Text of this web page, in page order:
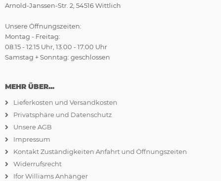
Arnold-Janssen-Str. 2, 54516 Wittlich
Unsere Öffnungszeiten:
Montag - Freitag:
08.15 - 12.15 Uhr, 13.00 - 17.00 Uhr
Samstag + Sonntag: geschlossen
MEHR ÜBER...
Lieferkosten und Versandkosten
Privatsphäre und Datenschutz
Unsere AGB
Impressum
Kontakt Zuständigkeiten Anfahrt und Öffnungszeiten
Widerrufsrecht
Ifor Williams Anhänger